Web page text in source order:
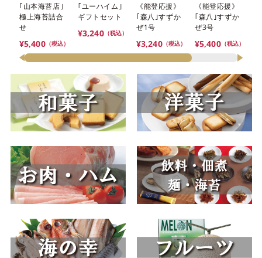
｢山本海苔店｣
極上海苔詰合
せ
¥5,400（税込）
｢ユーハイム｣
ギフトセット
¥3,240（税込）
《能登応援》
｢森八｣すずか
ぜ1号
¥3,240（税込）
《能登応援》
｢森八｣すずか
ぜ3号
¥5,400（税込）